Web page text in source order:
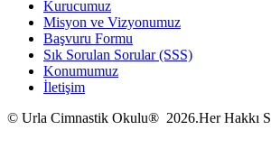
Kurucumuz
Misyon ve Vizyonumuz
Başvuru Formu
Sık Sorulan Sorular (SSS)
Konumumuz
İletişim
© Urla Cimnastik Okulu® 2026.Her Hakkı